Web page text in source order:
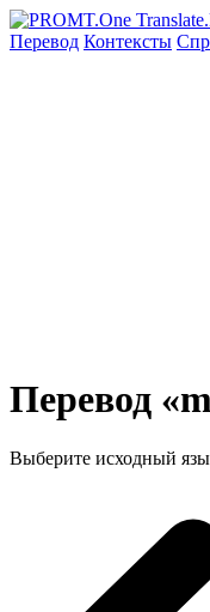
Перевод Контексты
Перевод
Выберите исходный